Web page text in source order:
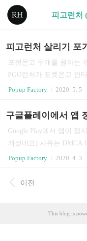
피고런처
포켓몬고 두개를 원하는
PGO런처가 포켓몬고 인
고 때문에 정지되었습니
"2014 년 2월 6일 모 방송
가 오는 경우 즉시 그 해
삭제 이유는 ‘디지털 밀
근거한 저작권 침해 신고
리고 싶으면 공식적으로
는 않는다." 미국에서..
Popup Factory 2020. 5. 5
구글플레이에서 앱
Google Play에서 앱이 정
계셨네요) 사유는 DMCA
행사에서 포켓몬고 저작
그런데 구글플레이에
뿌듯했는데! 얼른 정상화
Popup Factory 2020. 4. 3
이전
This blog is